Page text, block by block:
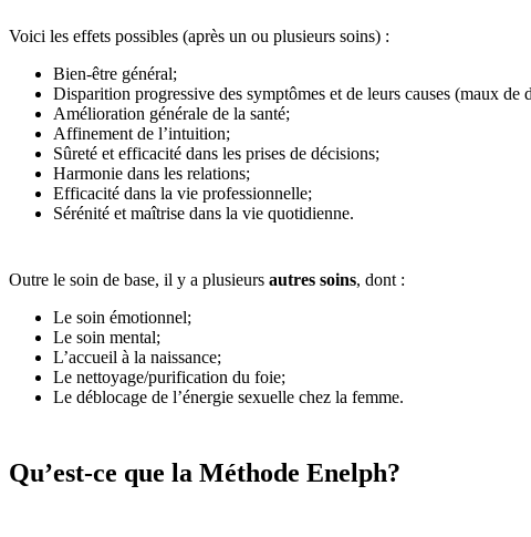
Voici les effets possibles (après un ou plusieurs soins) :
Bien-être général;
Disparition progressive des symptômes et de leurs causes (maux
Amélioration générale de la santé;
Affinement de l’intuition;
Sûreté et efficacité dans les prises de décisions;
Harmonie dans les relations;
Efficacité dans la vie professionnelle;
Sérénité et maîtrise dans la vie quotidienne.
Outre le soin de base, il y a plusieurs autres soins, dont :
Le soin émotionnel;
Le soin mental;
L’accueil à la naissance;
Le nettoyage/purification du foie;
Le déblocage de l’énergie sexuelle chez la femme.
Qu’est-ce que la Méthode Enelph?